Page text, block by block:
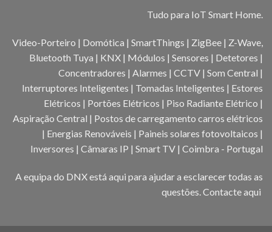
Tudo para IoT Smart Home.
Video-Porteiro | Domótica | SmartThings | ZigBee | Z-Wave,
Bluetooth Tuya | KNX | Módulos | Sensores | Detetores |
Concentradores | Alarmes | CCTV | Som Central |
Interruptores Inteligentes | Tomadas Inteligentes | Estores
Elétricos | Portões Elétricos | Piso Radiante Elétrico |
Aspiração Central | Postos de carregamento carros elétricos
| Energias Renováveis | Paineis solares fotovoltaicos |
Inversores | Câmaras IP | Smart TV | Coimbra - Portugal
A equipa do DNX está aqui para ajudar a esclarecer todas as
questões. Contacte aqui